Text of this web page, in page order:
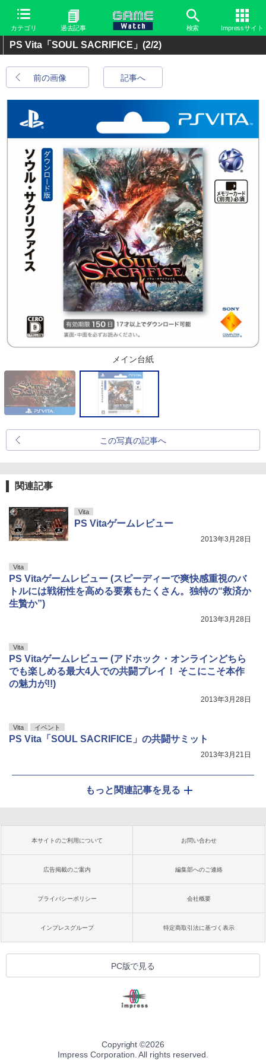
カテゴリ 過去記事 検索 Impressサイト
PS Vita「SOUL SACRIFICE」 (2/2)
前の画像 記事へ
メイン台紙
この写真の記事へ
関連記事
Vita
PS Vitaゲームレビュー
2013年3月28日
Vita
PS Vitaゲームレビュー (スピーディーで爽快感重視のバ
トルには戦術性を高める要素もたくさん。独特の“救済か
生贄か”)
2013年3月28日
Vita
PS Vitaゲームレビュー (アドホック・オンラインどちら
でも楽しめる最大4人での共闘プレイ！ そこにこそ本作
の魅力が!!)
2013年3月28日
Vita イベント
PS Vita「SOUL SACRIFICE」の共闘サミット
2013年3月21日
もっと関連記事を見る
本サイトのご利用について お問い合わせ
広告掲載のご案内 編集部へのご連絡
プライバシーポリシー 会社概要
インプレスグループ 特定商取引法に基づく表示
PC版で見る
Copyright ©2026
Impress Corporation. All rights reserved.